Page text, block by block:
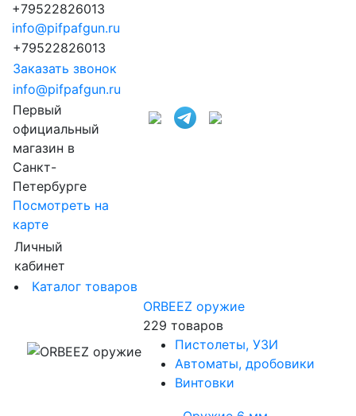
+79522826013
info@pifpafgun.ru
+79522826013
Заказать звонок
info@pifpafgun.ru
Первый
официальный
магазин в
Санкт-
Петербурге
Посмотреть на
карте
Личный
кабинет
Каталог товаров
ORBEEZ оружие
229 товаров
Пистолеты, УЗИ
Автоматы, дробовики
Винтовки